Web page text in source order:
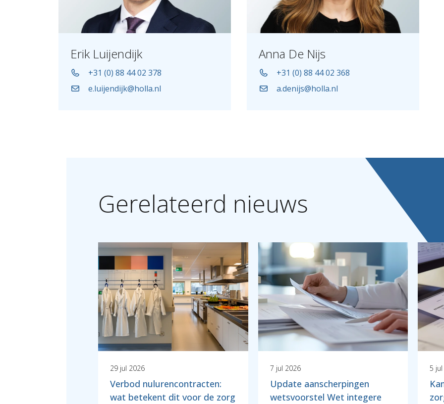
Erik Luijendijk
+31 (0) 88 44 02 378
e.luijendijk@holla.nl
Anna De Nijs
+31 (0) 88 44 02 368
a.denijs@holla.nl
Gerelateerd nieuws
29 jul 2026
Verbod nulurencontracten:
wat betekent dit voor de zorg
7 jul 2026
Update aanscherpingen
wetsvoorstel Wet integere
5